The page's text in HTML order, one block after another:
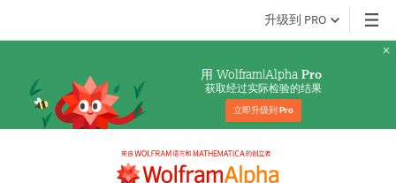
升级到 PRO
用 Wolfram|Alpha Pro
获取经过实际检验的结果
立即升级到 Pro